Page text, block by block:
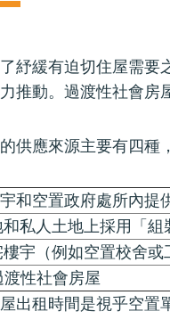
紓緩有迫切住屋需
推動。過渡性社會房
供應來源主要有四種
和空置政府處所內提
私人土地上採用「
宇（例如空置校舍
性社會房屋
出租時間是視乎空置